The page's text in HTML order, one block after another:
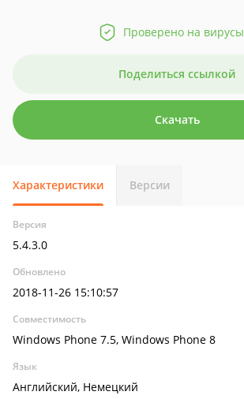
Проверено на вирусы
Поделиться ссылкой
Скачать
Характеристики Версии
Версия
5.4.3.0
Обновлено
2018-11-26 15:10:57
Совместимость
Windows Phone 7.5, Windows Phone 8
Язык
Английский, Немецкий